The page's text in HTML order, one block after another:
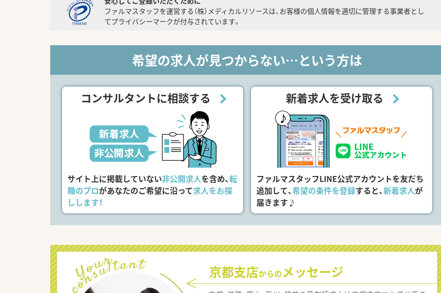
ファルマスタッフを運営する（株）メディカルリソースは、お客様の個人情報を適切に管理する事業者とし
てプライバシーマークが付与されています。
希望の求人が見つからない…という方は
コンサルタントに相談する
サイト上に掲載していない非公開求人を含め、転
職のプロがあなたのご希望に沿って求人をお探
しします！
新着求人を受け取る
ファルマスタッフLINE公式アカウントを友だち
追加して、希望の条件を登録すると、新着求人が
届きます♪
京都支店からのメッセージ